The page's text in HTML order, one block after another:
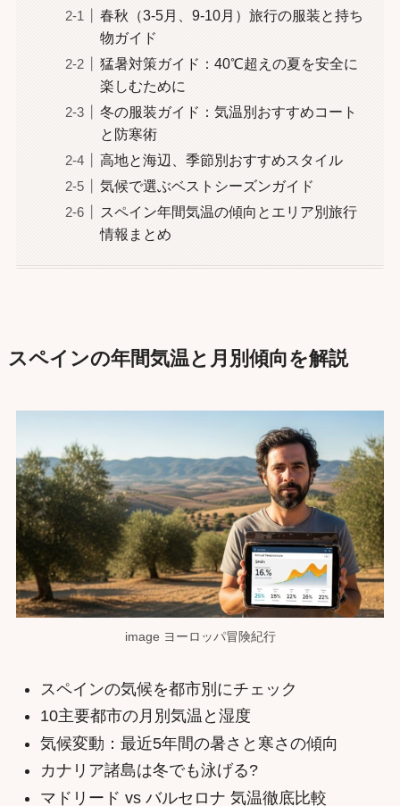
春秋（3-5月、9-10月）旅行の服装と持ち
物ガイド
猛暑対策ガイド：40℃超えの夏を安全に
楽しむために
冬の服装ガイド：気温別おすすめコート
と防寒術
高地と海辺、季節別おすすめスタイル
気候で選ぶベストシーズンガイド
スペイン年間気温の傾向とエリア別旅行
情報まとめ
スペインの年間気温と月別傾向を解説
image ヨーロッパ冒険紀行
スペインの気候を都市別にチェック
10主要都市の月別気温と湿度
気候変動：最近5年間の暑さと寒さの傾向
カナリア諸島は冬でも泳げる?
マドリード vs バルセロナ 気温徹底比較